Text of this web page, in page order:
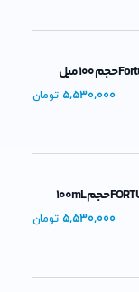
5,530,000 تومان
5,530,000 تومان